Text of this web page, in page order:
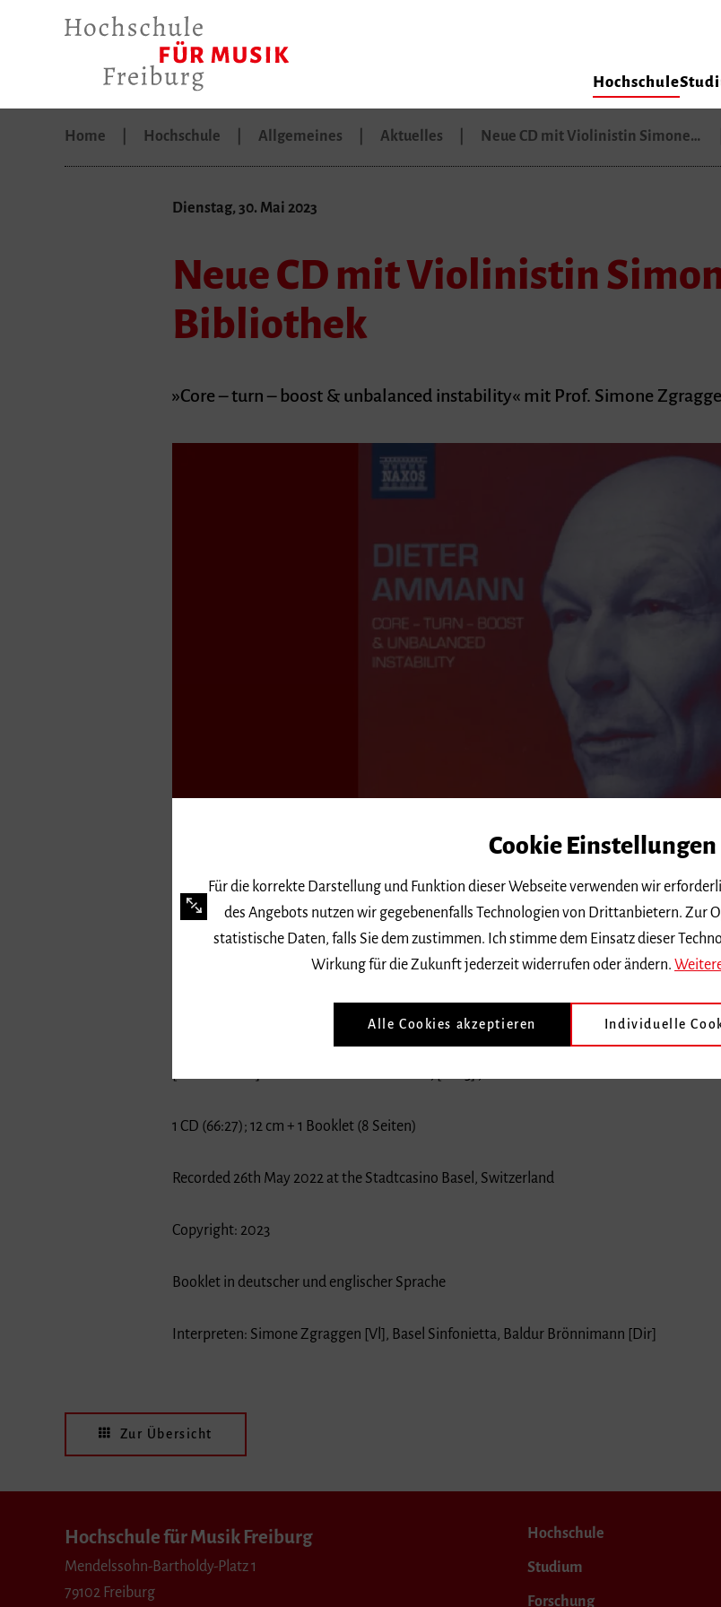
Hochschule
Home Hochschule Allgemeines Aktuelles Neue CD mit Violinistin Simone…
Dienstag, 30. Mai 2023
Neue CD mit Violinistin
Bibliothek
»Core – turn – boost & unbalanced instability« mit Prof. Simone
Core – turn – boost & unbalanced instability / Dieter Ammann
1 CD (66:27); 12 cm + 1 Booklet (8 Seiten)
Recorded 26th May 2022 at the Stadtcasino Basel, Switzerland
Copyright: 2023
Booklet in deutscher und englischer Sprache
Interpreten: Simone Zgraggen [Vl], Basel Sinfonietta, Baldur Brönnimann [Dir]
Zur Übersicht
Hochschule für Musik Freiburg
Mendelssohn-Bartholdy-Platz 1
79102 Freiburg
Hochschule
Studium
Forschung
Cookie Einstellungen
Für die korrekte Darstellung und Funktion dieser Webseite verwenden wir
des Angebots nutzen wir gegebenenfalls Technologien von Drittanbietern. Zur
statistische Daten, falls Sie dem zustimmen. Ich stimme dem Einsatz dieser
Wirkung für die Zukunft jederzeit widerrufen oder ändern.
Alle Cookies akzeptieren Individuelle